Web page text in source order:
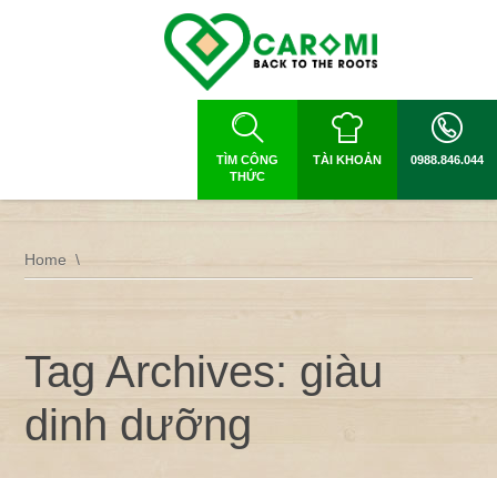
TÌM CÔNG
THỨC
TÀI KHOẢN 0988.846.044
Home
Tag Archives: giàu
dinh dưỡng